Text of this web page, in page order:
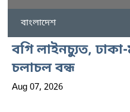
বাংলাদেশ
বগি লাইনচ্যুত,
চলাচল বন্ধ
Aug 07, 2026